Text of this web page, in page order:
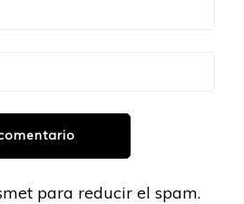
para reducir el spam.